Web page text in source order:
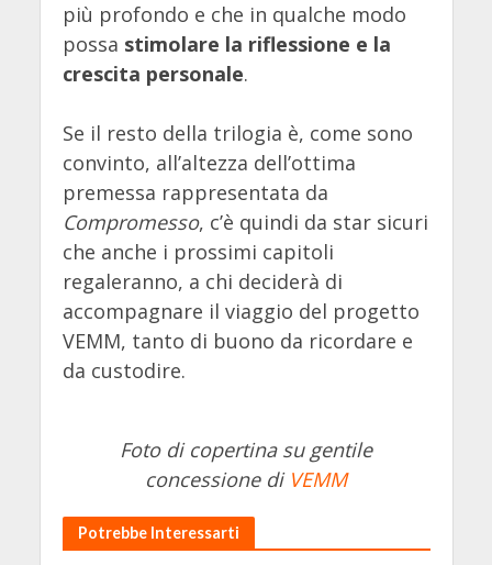
più profondo e che in qualche modo
possa stimolare la riflessione e la
crescita personale.
Se il resto della trilogia è, come sono
convinto, all’altezza dell’ottima
premessa rappresentata da
Compromesso, c’è quindi da star sicuri
che anche i prossimi capitoli
regaleranno, a chi deciderà di
accompagnare il viaggio del progetto
VEMM, tanto di buono da ricordare e
da custodire.
Foto di copertina su gentile
concessione di VEMM
Potrebbe Interessarti